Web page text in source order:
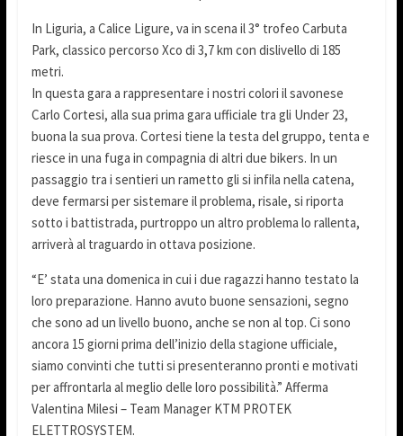
In Liguria, a Calice Ligure, va in scena il 3° trofeo Carbuta
Park, classico percorso Xco di 3,7 km con dislivello di 185
metri.
In questa gara a rappresentare i nostri colori il savonese
Carlo Cortesi, alla sua prima gara ufficiale tra gli Under 23,
buona la sua prova. Cortesi tiene la testa del gruppo, tenta e
riesce in una fuga in compagnia di altri due bikers. In un
passaggio tra i sentieri un rametto gli si infila nella catena,
deve fermarsi per sistemare il problema, risale, si riporta
sotto i battistrada, purtroppo un altro problema lo rallenta,
arriverà al traguardo in ottava posizione.
“E’ stata una domenica in cui i due ragazzi hanno testato la
loro preparazione. Hanno avuto buone sensazioni, segno
che sono ad un livello buono, anche se non al top. Ci sono
ancora 15 giorni prima dell’inizio della stagione ufficiale,
siamo convinti che tutti si presenteranno pronti e motivati
per affrontarla al meglio delle loro possibilità.” Afferma
Valentina Milesi – Team Manager KTM PROTEK
ELETTROSYSTEM.